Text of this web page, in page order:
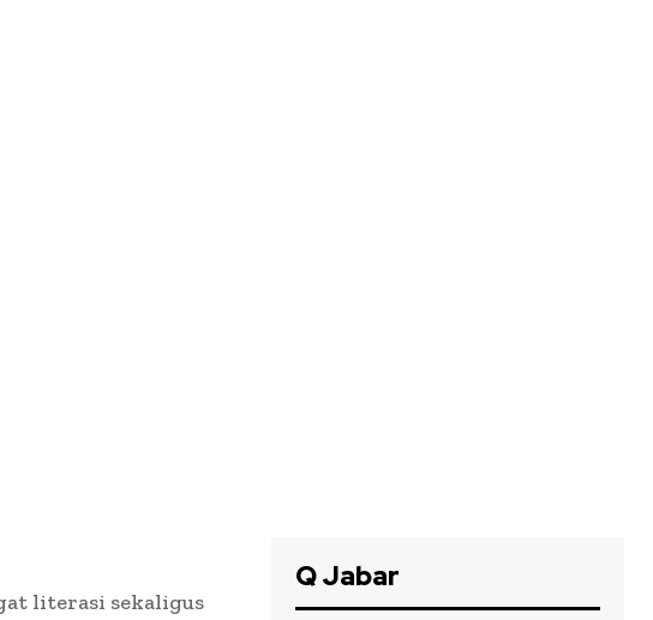
literasi sekaligus
Q Jabar